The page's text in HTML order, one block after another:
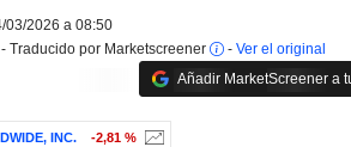
03/2026 a 08:50
Traducido por Marketscreener
- Ver el original
Añadir MarketScreener a
INC. -2,81 %